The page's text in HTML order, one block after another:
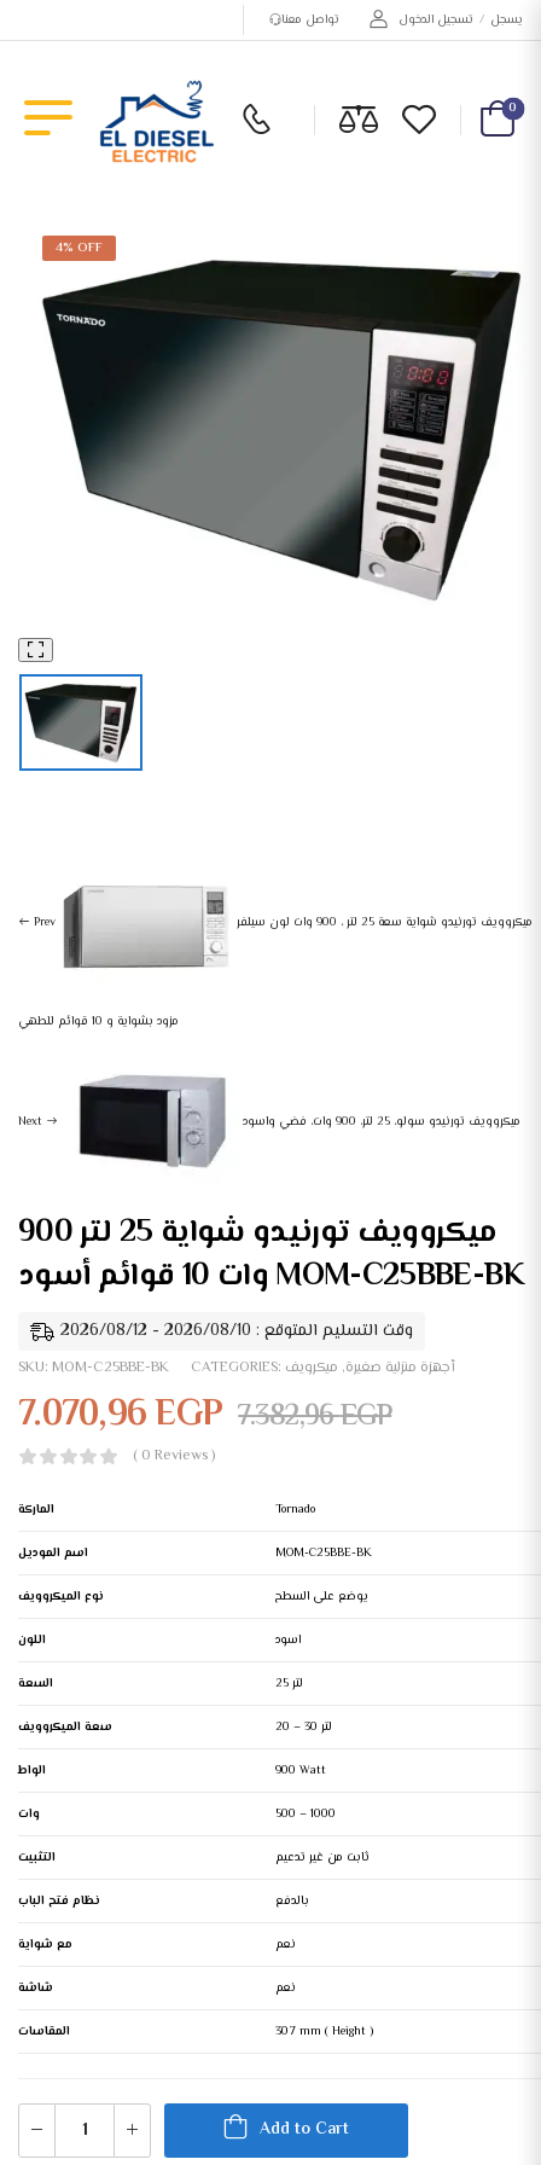
تواصل معنا تسجيل الدخول / يسجل
0
4% OFF
Prev ميكروويف تورنيدو شواية سعة 25 لتر ، 900 وات لون سيلفر
مزود بشواية و 10 قوائم للطهي
Next ميكروويف تورنيدو سولو، 25 لتر، 900 وات، فضي واسود
ميكروويف تورنيدو شواية 25 لتر 900
وات 10 قوائم أسود MOM-C25BBE-BK
وقت التسليم المتوقع : 2026/08/10 - 2026/08/12
SKU: MOM-C25BBE-BK CATEGORIES: أجهزة منزلية صغيرة, ميكرويف
7.070,96EGP 7.382,96EGP
( 0 Reviews )
الماركة Tornado
اسم الموديل MOM-C25BBE-BK
نوع الميكروويف يوضع على السطح
اللون اسود
السعة 25 لتر
سعة الميكروويف 20 – 30 لتر
الواط 900 Watt
وات 500 – 1000
التثبيت ثابت من غير تدعيم
نظام فتح الباب بالدفع
نعم
شاشة نعم
المقاسات 307 mm ( Height )
Add to Cart